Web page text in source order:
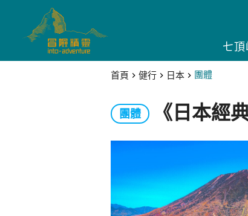
七
首頁 健行 日本 團體
團體 《日本經